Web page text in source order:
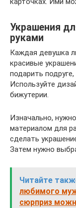
Украшения
руками
Каждая девушка
красивые
подарить
Используйте
бижутерии.
Изначально,
материалом для
сделать
Затем нужно
Читайте
любимого
сюрприз